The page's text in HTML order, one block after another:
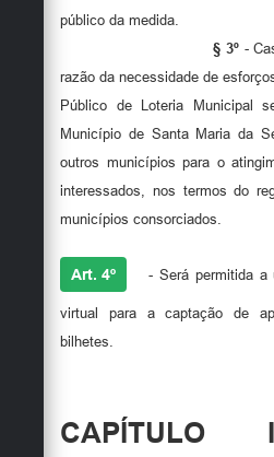
público da medida.
§ 3º-
razão da necessidade de
Público de Loteria Municipal
Município de Santa Maria da
outros municípios para o
interessados, nos termos do
municípios consorciados.
Art. 4º - Será permitida
virtual para a captação de
bilhetes.